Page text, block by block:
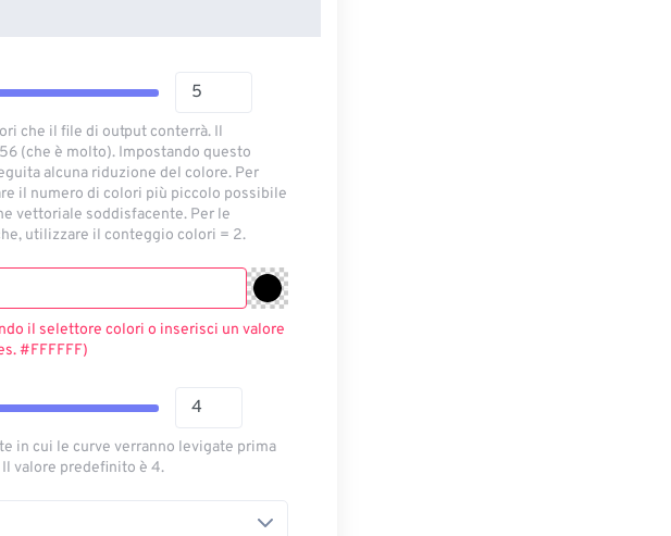
che il file di output conterrà. Il
(che è molto). Impostando questo
alcuna riduzione del colore. Per
il numero di colori più piccolo possibile
vettoriale soddisfacente. Per le
utilizzare il conteggio colori = 2.
il selettore colori o inserisci un valore
#FFFFFF)
in cui le curve verranno levigate prima
valore predefinito è 4.